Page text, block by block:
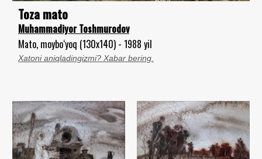
Toza mato
Muhammadiyor Toshmurodov
Mato, moybo‘yoq (130x140) - 1988 yil
Xatoni aniqladingizmi? Xabar bering.